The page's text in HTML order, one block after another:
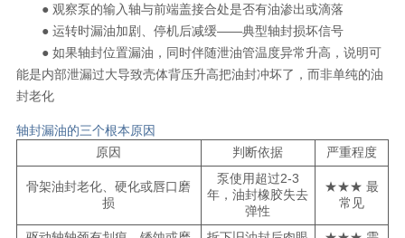
● 观察泵的输入轴与前端盖接合处是否有油渗出或滴落
● 运转时漏油加剧、停机后减缓——典型轴封损坏信号
● 如果轴封位置漏油，同时伴随泄油管温度异常升高，说明可
能是内部泄漏过大导致壳体背压升高把油封冲坏了，而非单纯的油
封老化
轴封漏油的三个根本原因
原因
判断依据 严重程度
骨架油封老化、硬化或唇口磨
损
泵使用超过2-3
年，油封橡胶失去
弹性
★★★ 最
常见